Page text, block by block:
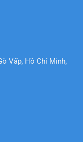
Vấp, Hồ Chí Minh,